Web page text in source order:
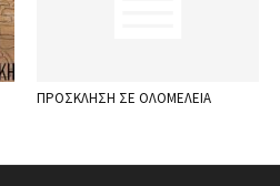
ΠΡΟΣΚΛΗΣΗ ΣΕ ΟΛΟΜΕΛΕΙΑ